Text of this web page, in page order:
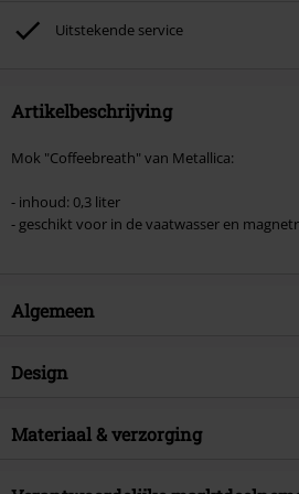
Toten Hosen, Metality, cadeaubonnen en
donatie zijn uitgesloten van de korting.
Uitstekende service
Artikelbeschrijving
Mok "Coffeebreath" van Metallica:
- inhoud: 0,3 liter
- geschikt voor in de vaatwasser en
Algemeen
Artikelnr.
Muziekgenre
Design
Producttype
Materiaal & verzorging
Buitenmateriaal